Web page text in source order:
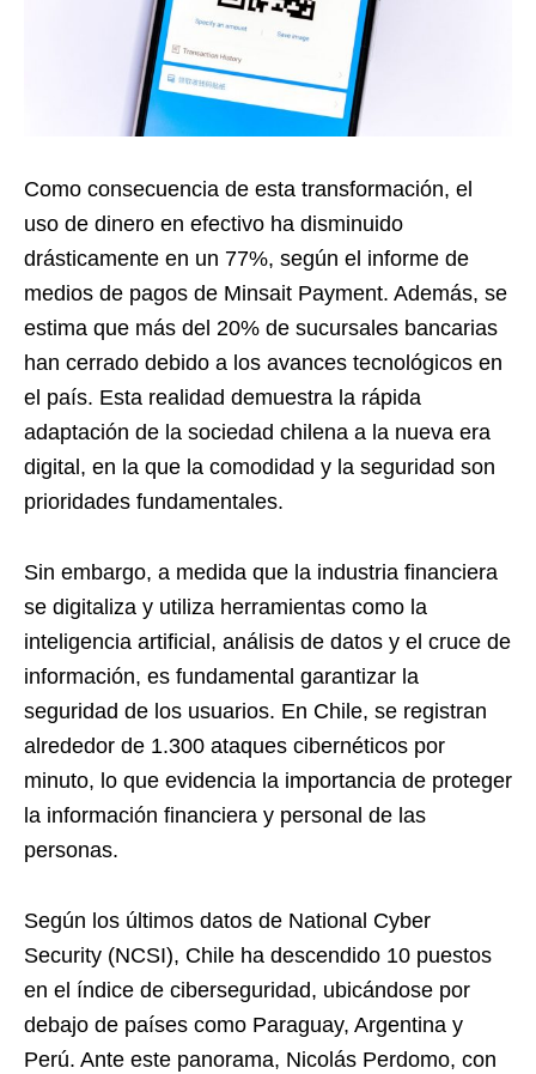
Como consecuencia de esta transformación, el
uso de dinero en efectivo ha disminuido
drásticamente en un 77%, según el informe de
medios de pagos de Minsait Payment. Además, se
estima que más del 20% de sucursales bancarias
han cerrado debido a los avances tecnológicos en
el país. Esta realidad demuestra la rápida
adaptación de la sociedad chilena a la nueva era
digital, en la que la comodidad y la seguridad son
prioridades fundamentales.
Sin embargo, a medida que la industria financiera
se digitaliza y utiliza herramientas como la
inteligencia artificial, análisis de datos y el cruce de
información, es fundamental garantizar la
seguridad de los usuarios. En Chile, se registran
alrededor de 1.300 ataques cibernéticos por
minuto, lo que evidencia la importancia de proteger
la información financiera y personal de las
personas.
Según los últimos datos de National Cyber
Security (NCSI), Chile ha descendido 10 puestos
en el índice de ciberseguridad, ubicándose por
debajo de países como Paraguay, Argentina y
Perú. Ante este panorama, Nicolás Perdomo, con